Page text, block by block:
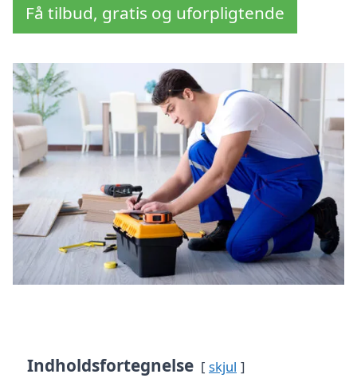
Få tilbud, gratis og uforpligtende
Indholdsfortegnelse skjul